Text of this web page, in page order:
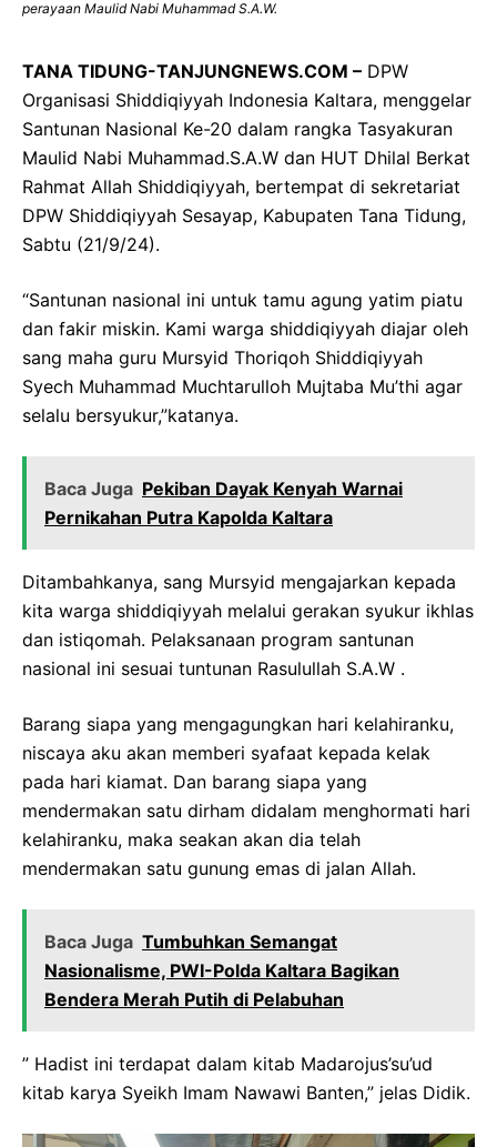
perayaan Maulid Nabi Muhammad S.A.W.
TANA TIDUNG-TANJUNGNEWS.COM – DPW
Organisasi Shiddiqiyyah Indonesia Kaltara, menggelar
Santunan Nasional Ke-20 dalam rangka Tasyakuran
Maulid Nabi Muhammad.S.A.W dan HUT Dhilal Berkat
Rahmat Allah Shiddiqiyyah, bertempat di sekretariat
DPW Shiddiqiyyah Sesayap, Kabupaten Tana Tidung,
Sabtu (21/9/24).
“Santunan nasional ini untuk tamu agung yatim piatu
dan fakir miskin. Kami warga shiddiqiyyah diajar oleh
sang maha guru Mursyid Thoriqoh Shiddiqiyyah
Syech Muhammad Muchtarulloh Mujtaba Mu’thi agar
selalu bersyukur,”katanya.
Baca Juga Pekiban Dayak Kenyah Warnai
Pernikahan Putra Kapolda Kaltara
Ditambahkanya, sang Mursyid mengajarkan kepada
kita warga shiddiqiyyah melalui gerakan syukur ikhlas
dan istiqomah. Pelaksanaan program santunan
nasional ini sesuai tuntunan Rasulullah S.A.W .
Barang siapa yang mengagungkan hari kelahiranku,
niscaya aku akan memberi syafaat kepada kelak
pada hari kiamat. Dan barang siapa yang
mendermakan satu dirham didalam menghormati hari
kelahiranku, maka seakan akan dia telah
mendermakan satu gunung emas di jalan Allah.
Baca Juga Tumbuhkan Semangat
Nasionalisme, PWI-Polda Kaltara Bagikan
Bendera Merah Putih di Pelabuhan
” Hadist ini terdapat dalam kitab Madarojus’su’ud
kitab karya Syeikh Imam Nawawi Banten,” jelas Didik.